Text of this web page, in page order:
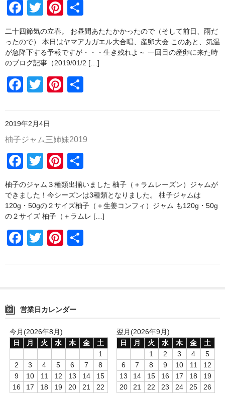
o
o
k
F
a
c
e
b
o
k
T
wi
tt
er
Pi
er
e
st
有
二十四節気の立春。 お昼間あたたかかったので（そして前日、雨だ
ったので） 本日はヤマアカガエル大合唱、産卵大会 このあと、気温
が急降下する予報ですが・・・生き残れよ～ 一回目の産卵に来た時
のブログ記事（2019/01/2 […]
F
c
e
b
o
o
k
T
tt
er
Pi
er
e
st
2019年2月4日
柚子ジャム三姉妹2019
F
c
e
b
o
T
wi
tt
er
Pi
nt
er
e
st
有
柚子のジャム３種類出揃いました 柚子（＋ラムレーズン）ジャムが
できました！今シーズンは3種類となりました。 柚子ジャムは
120g・50gの２サイズ柚子（＋生姜コンフィ）ジャム も120g・50g
の２サイズ 柚子（＋ラムレ […]
F
c
b
o
o
k
T
tt
Pi
er
st
営業日カレンダー
今月(2026年8月)
日
月 火 水 木 金
土
1
2
3 4 5 6 7
8
9
10 11 12 13 14
15
16
17 18 19 20 21
22
翌月(2026年9月)
日
月 火 水 木 金
土
1
2 3 4
5
6
7 8 9 10 11
12
13
14 15 16 17 18
19
20
21 22 23 24 25
26